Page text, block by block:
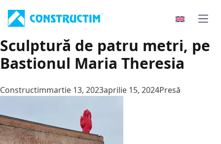
Sculptură de patru metri, pe
Bastionul Maria Theresia
Posted by
Constructimmartie 13, 2023aprilie 15, 2024Posted in
Presă